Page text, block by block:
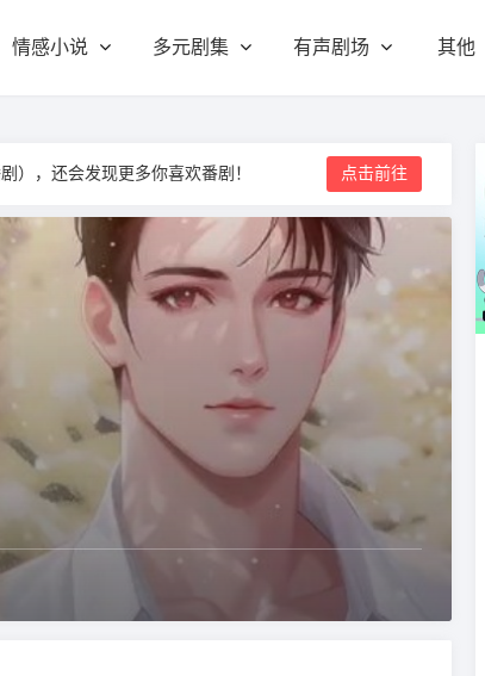
情感小说 多元剧集 有声剧场 其他
），还会发现更多你喜欢番剧！ 点击前往